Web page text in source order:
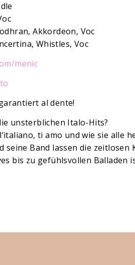
Akkordeon, Voc
Whistles, Voc
menic
al dente!
unsterblichen Italo-Hits?
ti amo und wie sie alle
seine Band lassen die
bis zu gefühlsvollen Balladen